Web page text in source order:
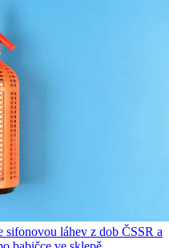
sifonovou láhev z dob ČSSR a